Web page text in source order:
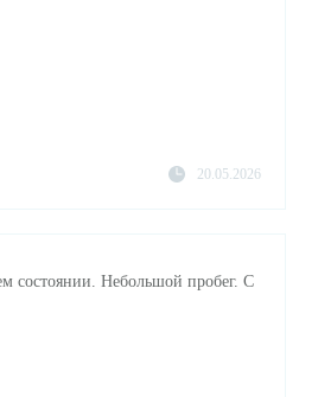
20.05.2026
состоянии. Небольшой пробег. С